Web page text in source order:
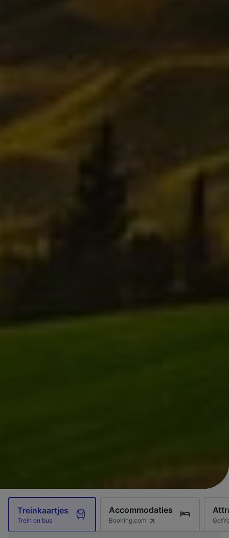
Treinkaartjes
Trein en bus
Accommodaties
Booking.com